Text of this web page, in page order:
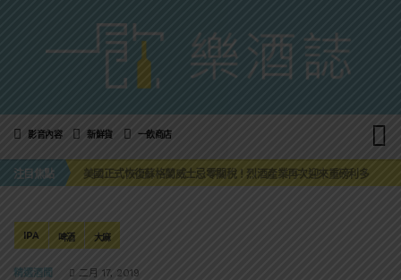
影音內容 新鮮貨 一飲商店
注目焦點
萬眾敲碗如期回歸！SUNMAI金色三麥3度攜手花蓮瓜農品牌「阿強西瓜」
三得利六ROKU琴酒旬系列「柚子雪見」限量登場！首款罐裝GIN SODA 10月同步上市
美國正式恢復蘇格蘭威士忌零關稅！烈酒產業再次迎來重磅利多
大摩DALMORE典藏珍稀年份系列全新力作，VINTAGE 2010攜手VINTAGE 2006
IPA 啤酒 大麻
精選酒聞 二月 17, 2019